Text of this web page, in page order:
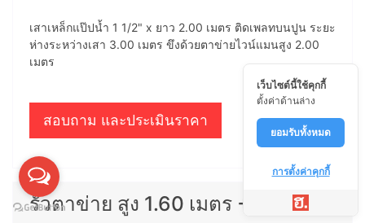
เสาเหล็กแป๊ปน้ำ 1 1/2" x ยาว 2.00 เมตร ติดเพลทบนปูน ระยะ
ห่างระหว่างเสา 3.00 เมตร ขึงด้วยตาข่ายไวน์แมนสูง 2.00
เมตร
สอบถาม และประเมินราคา
รั้วตาข่าย สูง 1.60 เมตร + 1 แผ่นทึบ
เว็บไซต์นี้ใช้คุกกี้
ตั้งค่าด้านล่าง
ยอมรับทั้งหมด
การตั้งค่าคุกกี้